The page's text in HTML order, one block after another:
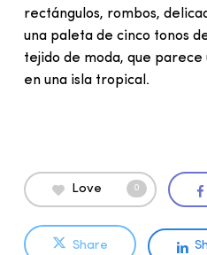
rectángulos, rombos,
una paleta de cinco tonos
tejido de moda, que parece
en una isla tropical.
Love 0
Share